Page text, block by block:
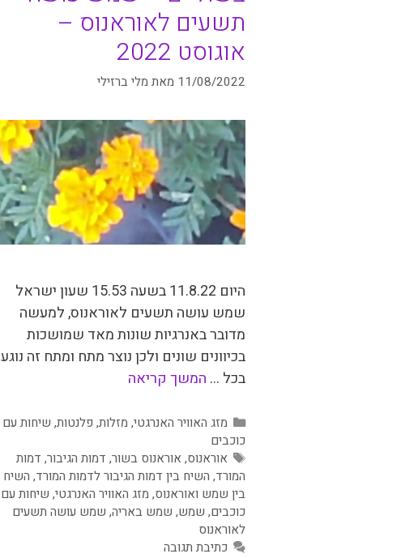
תשעים לאוראנוס –
אוגוסט 2022
11/08/2022 מאת מלי ברזילי
היום 11.8.22 בשעה 15.53 שעון ישראל
שמש עושה תשעים לאוראנוס, למעשה
מדובר באנרגיות שונות מאד שמושכות
בכיוונים שונים ולכן נוצר מתח ומתח זה נוגע
בכל … המשך קריאה
קטגוריות
מזג האוויר האנרגטי, מזלות, פלנטות, שיחות עם
כוכבים
תגיות
אוראנוס, אוראנוס בשור, דמות הגיבור, דמות
המורד, השיח בין דמות הגיבור לדמות המורד, השיח
בין שמש ואוראנוס, מזג האוויר האנרגטי, שיחות עם
כוכבים, שמש, שמש באריה, שמש עושה תשעים
לאוראנוס
כתיבת תגובה